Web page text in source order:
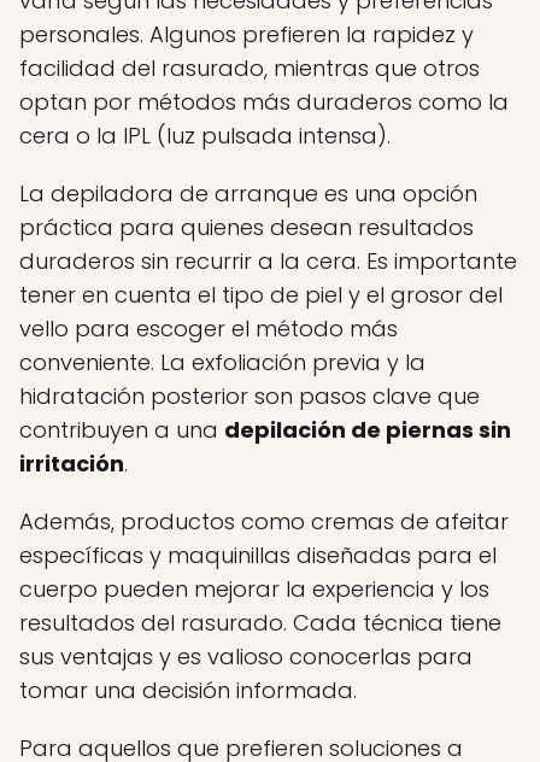
personales. Algunos prefieren la rapidez y
facilidad del rasurado, mientras que otros
optan por métodos más duraderos como la
cera o la IPL (luz pulsada intensa).
La depiladora de arranque es una opción
práctica para quienes desean resultados
duraderos sin recurrir a la cera. Es importante
tener en cuenta el tipo de piel y el grosor del
vello para escoger el método más
conveniente. La exfoliación previa y la
hidratación posterior son pasos clave que
contribuyen a una depilación de piernas sin
irritación.
Además, productos como cremas de afeitar
específicas y maquinillas diseñadas para el
cuerpo pueden mejorar la experiencia y los
resultados del rasurado. Cada técnica tiene
sus ventajas y es valioso conocerlas para
tomar una decisión informada.
Para aquellos que prefieren soluciones a